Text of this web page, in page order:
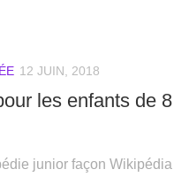
12 JUIN, 2018
les enfants de 8
junior façon Wikipédia